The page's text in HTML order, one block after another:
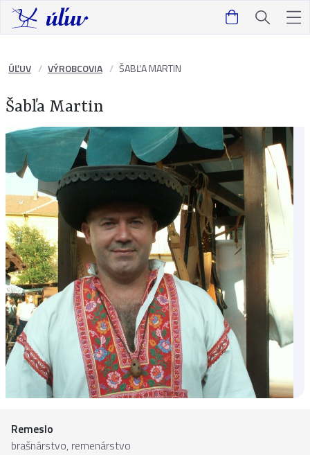
ÚĽUV VÝROBCOVIA ŠABĽA MARTIN
Šabľa Martin
Remeslo
brašnárstvo, remenárstvo